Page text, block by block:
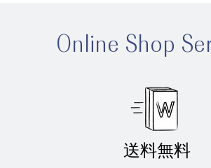
Online Shop
送料無料